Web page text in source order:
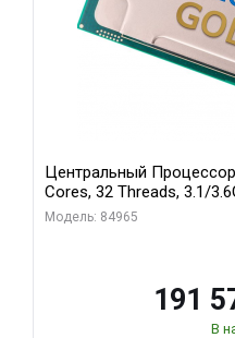
Центральный
Cores, 32 Threads, 3.1/
205W
Модель: 84965
191
В